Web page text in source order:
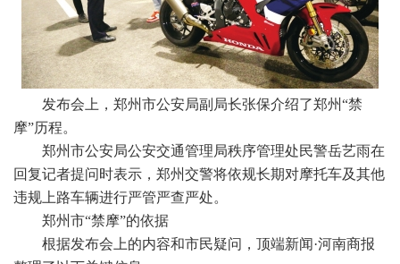
发布会上，郑州市公安局副局长张保介绍了郑州“禁
摩”历程。
郑州市公安局公安交通管理局秩序管理处民警岳艺雨在
回复记者提问时表示，郑州交警将依规长期对摩托车及其他
违规上路车辆进行严管严查严处。
郑州市“禁摩”的依据
根据发布会上的内容和市民疑问，顶端新闻·河南商报